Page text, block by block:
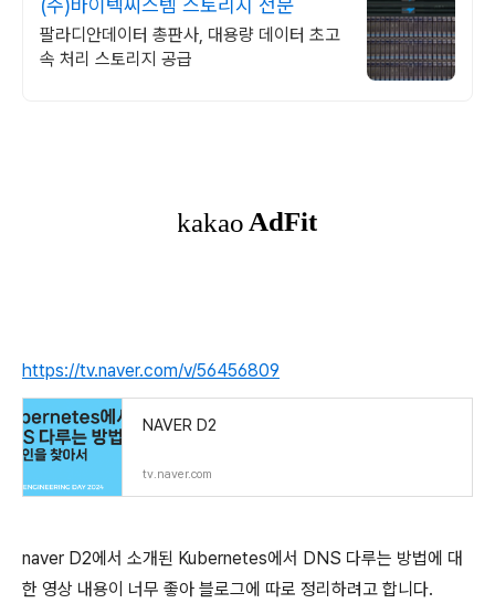
(주)바이텍씨스템 스토리지 전문
팔라디안데이터 총판사, 대용량 데이터 초고
속 처리 스토리지 공급
https://tv.naver.com/v/56456809
NAVER D2
tv.naver.com
naver D2에서 소개된 Kubernetes에서 DNS 다루는 방법에 대
한 영상 내용이 너무 좋아 블로그에 따로 정리하려고 합니다.